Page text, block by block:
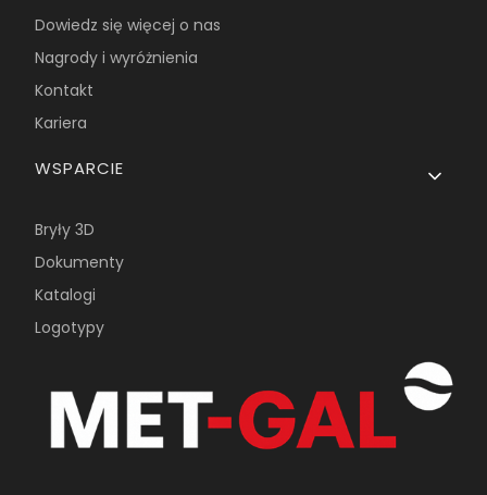
Dowiedz się więcej o nas
Nagrody i wyróżnienia
Kontakt
Kariera
WSPARCIE
Bryły 3D
Dokumenty
Katalogi
Logotypy